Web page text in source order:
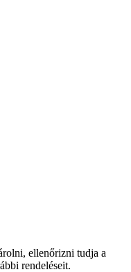
ellenőrizni tudja a
rendeléseit.